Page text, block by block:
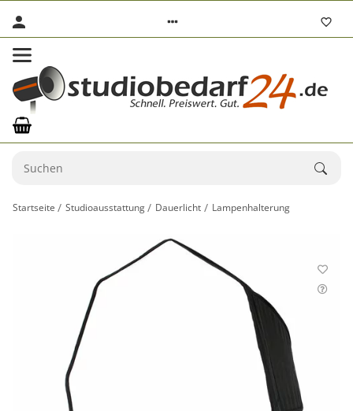
Startseite Studioausstattung Dauerlicht Lampenhalterung